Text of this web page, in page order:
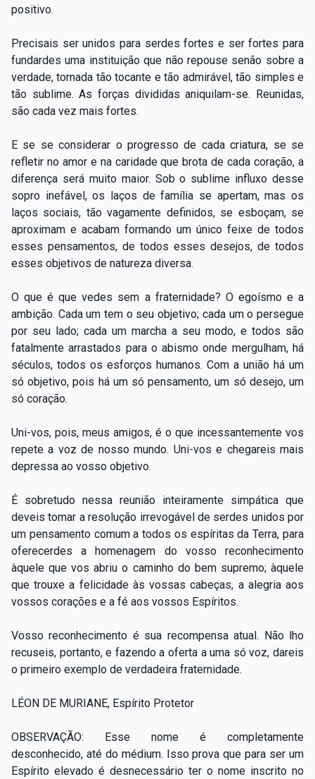
positivo.
Precisais ser unidos para serdes fortes e ser fortes para
fundardes uma instituição que não repouse senão sobre a
verdade, tornada tão tocante e tão admirável, tão simples e
tão sublime. As forças divididas aniquilam-se. Reunidas,
são cada vez mais fortes.
E se se considerar o progresso de cada criatura, se se
refletir no amor e na caridade que brota de cada coração, a
diferença será muito maior. Sob o sublime influxo desse
sopro inefável, os laços de família se apertam, mas os
laços sociais, tão vagamente definidos, se esboçam, se
aproximam e acabam formando um único feixe de todos
esses pensamentos, de todos esses desejos, de todos
esses objetivos de natureza diversa.
O que é que vedes sem a fraternidade? O egoísmo e a
ambição. Cada um tem o seu objetivo; cada um o persegue
por seu lado; cada um marcha a seu modo, e todos são
fatalmente arrastados para o abismo onde mergulham, há
séculos, todos os esforços humanos. Com a união há um
só objetivo, pois há um só pensamento, um só desejo, um
só coração.
Uni-vos, pois, meus amigos, é o que incessantemente vos
repete a voz de nosso mundo. Uni-vos e chegareis mais
depressa ao vosso objetivo.
É sobretudo nessa reunião inteiramente simpática que
deveis tomar a resolução irrevogável de serdes unidos por
um pensamento comum a todos os espíritas da Terra, para
oferecerdes a homenagem do vosso reconhecimento
àquele que vos abriu o caminho do bem supremo; àquele
que trouxe a felicidade às vossas cabeças, a alegria aos
vossos corações e a fé aos vossos Espíritos.
Vosso reconhecimento é sua recompensa atual. Não lho
recuseis, portanto, e fazendo a oferta a uma só voz, dareis
o primeiro exemplo de verdadeira fraternidade.
LÉON DE MURIANE, Espírito Protetor
OBSERVAÇÃO: Esse nome é completamente
desconhecido, até do médium. Isso prova que para ser um
Espírito elevado é desnecessário ter o nome inscrito no